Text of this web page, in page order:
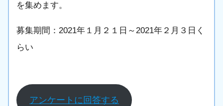
を集めます。
募集期間：2021年１月２１日～2021年２月３日く
らい
アンケートに回答する